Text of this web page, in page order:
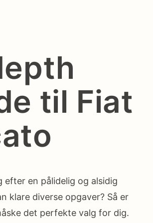
til Fiat
efter en pålidelig og alsidig
klare diverse opgaver? Så er
det perfekte valg for dig.